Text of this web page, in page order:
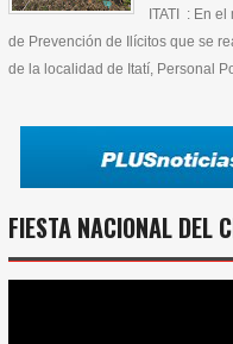
ITATI : En
de Prevención de Ilícitos que se
de la localidad de Itatí, Personal
FIESTA NACIONAL DEL